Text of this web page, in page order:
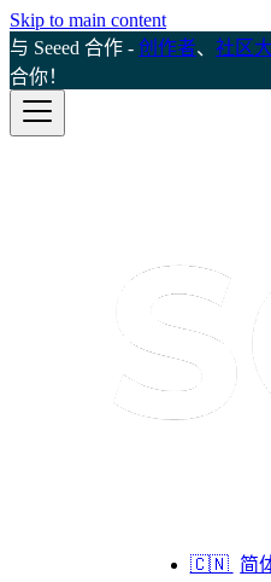
Skip to main content
与 Seeed 合作 - 创作者、 社区
合你！
🇨🇳 简